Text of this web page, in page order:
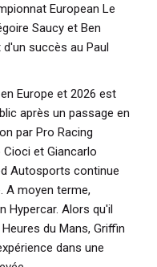
European Le
Saucy et Ben
succès au Paul
Europe et 2026 est
après un passage en
par Pro Racing
et Giancarlo
Autosports continue
A moyen terme,
Hypercar. Alors qu'il
du Mans, Griffin
dans une